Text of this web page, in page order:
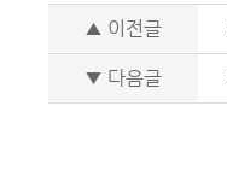
▲ 이전글
▼ 다음글